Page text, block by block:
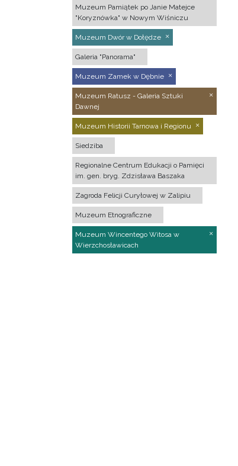
Muzeum Pamiątek po Janie Matejce
"Koryznówka" w Nowym Wiśniczu
Muzeum Dwór w Dołędze
Galeria "Panorama"
Muzeum Zamek w Dębnie
Muzeum Ratusz - Galeria Sztuki
Dawnej
Muzeum Historii Tarnowa i Regionu
Siedziba
Regionalne Centrum Edukacji o Pamięci
im. gen. bryg. Zdzisława Baszaka
Zagroda Felicji Curyłowej w Zalipiu
Muzeum Etnograficzne
Muzeum Wincentego Witosa w
Wierzchosławicach